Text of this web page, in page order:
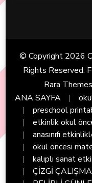
© Copyright 2026
Rights Reserved.
Rara Themes
ANA SAYFA
preschool
etkinlik okul
anasınıfı
okul öncesi
kalıplı sanat
ÇİZGİ